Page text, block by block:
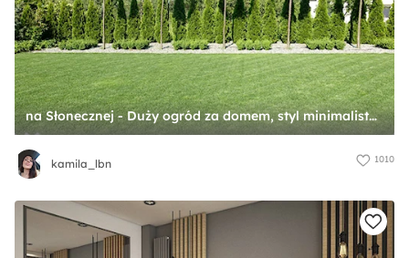
na Słonecznej - Duży ogród za domem, styl minimalistyczny - zdjęcie od kamila_lbn
kamila_lbn 1010